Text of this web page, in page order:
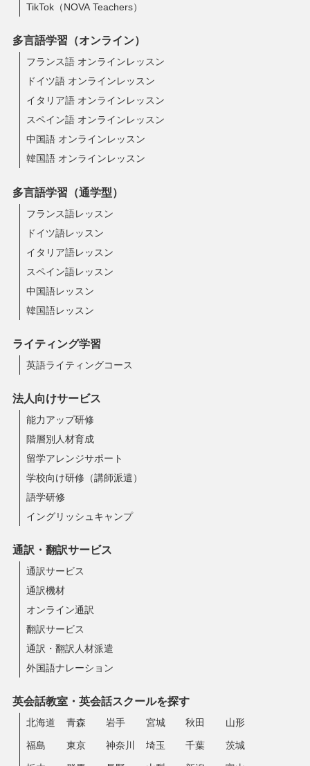
TikTok（NOVA Teachers）
多言語学習（オンライン）
フランス語 オンラインレッスン
ドイツ語 オンラインレッスン
イタリア語 オンラインレッスン
スペイン語 オンラインレッスン
中国語 オンラインレッスン
韓国語 オンラインレッスン
多言語学習（通学型）
フランス語レッスン
ドイツ語レッスン
イタリア語レッスン
スペイン語レッスン
中国語レッスン
韓国語レッスン
ライティング学習
英語ライティングコース
法人向けサービス
能力アップ研修
階層別人材育成
留学アレンジサポート
学校向け研修（講師派遣）
語学研修
イングリッシュキャンプ
通訳・翻訳サービス
通訳サービス
通訳機材
オンライン通訳
翻訳サービス
通訳・翻訳人材派遣
外国語ナレーション
英会話教室・英会話スクールを探す
北海道 青森 岩手 宮城 秋田 山形
福島 東京 神奈川 埼玉 千葉 茨城